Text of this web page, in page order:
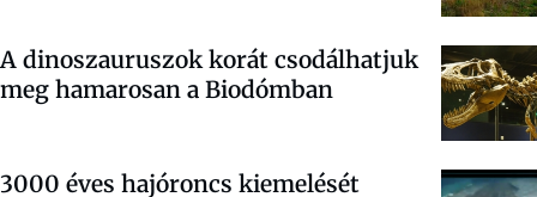
A dinoszauruszok korát csodálhatjuk
meg hamarosan a Biodómban
3000 éves hajóroncs kiemelését